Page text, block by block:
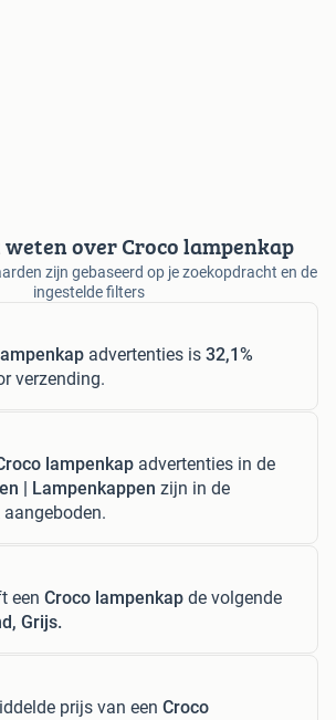
over Croco lampenkap
zijn gebaseerd op je zoekopdracht en de
ingestelde filters
advertenties is 32,1%
verzending.
lampenkap advertenties in de
| Lampenkappen zijn in de
een Croco lampenkap de volgende
Grijs.
prijs van een Croco